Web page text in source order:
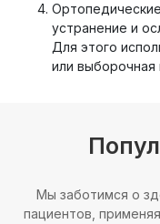
устранение и
Для этого
или выборочная
Мы заботимся о
пациентов,